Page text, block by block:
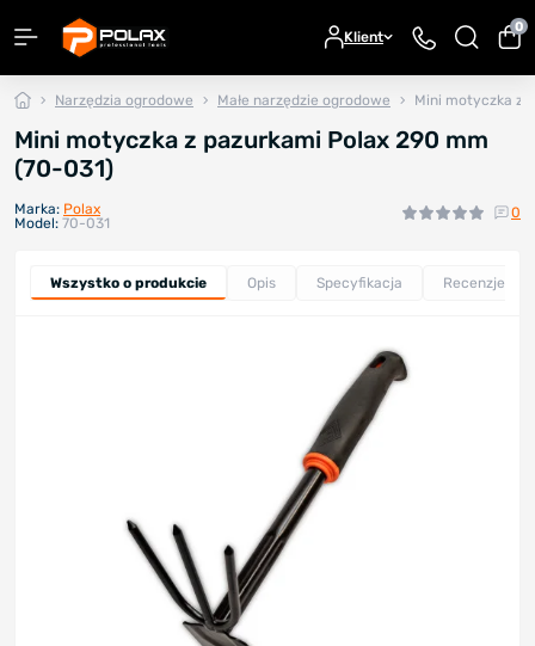
Klient
0
Narzędzia ogrodowe Małe narzędzie ogrodowe Mini motyczka z
Mini motyczka z pazurkami Polax 290 mm
(70-031)
Marka: Polax
Model: 70-031
0
Wszystko o produkcie Opis Specyfikacja Recenzje